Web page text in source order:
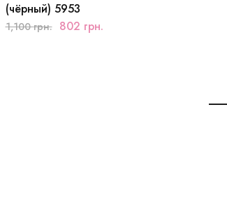
(чёрный) 5953
1,100грн. 802 грн.